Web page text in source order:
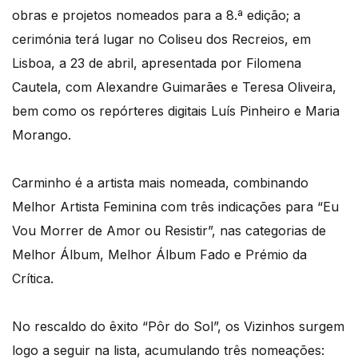
obras e projetos nomeados para a 8.ª edição; a
cerimónia terá lugar no Coliseu dos Recreios, em
Lisboa, a 23 de abril, apresentada por Filomena
Cautela, com Alexandre Guimarães e Teresa Oliveira,
bem como os repórteres digitais Luís Pinheiro e Maria
Morango.
Carminho é a artista mais nomeada, combinando
Melhor Artista Feminina com três indicações para “Eu
Vou Morrer de Amor ou Resistir”, nas categorias de
Melhor Álbum, Melhor Álbum Fado e Prémio da
Crítica.
No rescaldo do êxito “Pôr do Sol”, os Vizinhos surgem
logo a seguir na lista, acumulando três nomeações: